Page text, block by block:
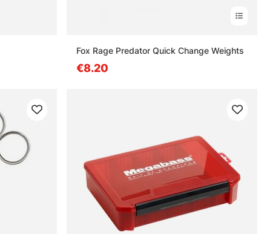
Fox Rage Predator Quick Change Weights
€8.20